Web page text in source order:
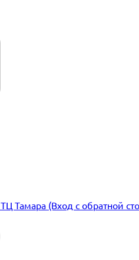
Тамара (Вход с обратной